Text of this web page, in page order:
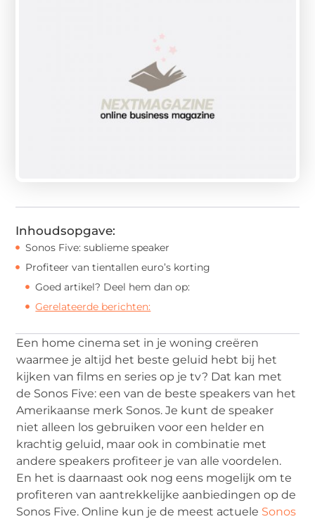
Inhoudsopgave:
Sonos Five: sublieme speaker
Profiteer van tientallen euro’s korting
Goed artikel? Deel hem dan op:
Gerelateerde berichten:
Een home cinema set in je woning creëren
waarmee je altijd het beste geluid hebt bij het
kijken van films en series op je tv? Dat kan met
de Sonos Five: een van de beste speakers van het
Amerikaanse merk Sonos. Je kunt de speaker
niet alleen los gebruiken voor een helder en
krachtig geluid, maar ook in combinatie met
andere speakers profiteer je van alle voordelen.
En het is daarnaast ook nog eens mogelijk om te
profiteren van aantrekkelijke aanbiedingen op de
Sonos Five. Online kun je de meest actuele Sonos